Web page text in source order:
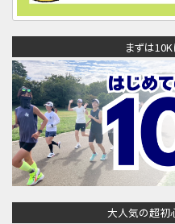
まずは10K
大人気の超初